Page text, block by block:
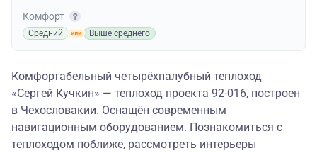
Комфорт
Средний Выше среднего
Комфортабельный четырёхпалубный теплоход
«Сергей Кучкин» — теплоход проекта 92-016, построен
в Чехословакии. Оснащён современным
навигационным оборудованием. Познакомиться с
теплоходом поближе, рассмотреть интерьеры